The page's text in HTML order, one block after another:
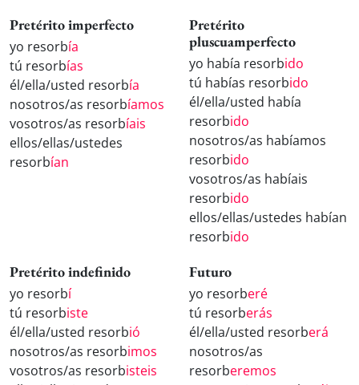
Pretérito imperfecto
yo resorbía
tú resorbías
él/ella/usted resorbía
nosotros/as resorbíamos
vosotros/as resorbíais
ellos/ellas/ustedes
resorbían
Pretérito
pluscuamperfecto
yo había resorbido
tú habías resorbido
él/ella/usted había
resorbido
nosotros/as habíamos
resorbido
vosotros/as habíais
resorbido
ellos/ellas/ustedes habían
resorbido
Pretérito indefinido
yo resorbí
tú resorbiste
él/ella/usted resorbió
nosotros/as resorbimos
vosotros/as resorbisteis
Futuro
yo resorberé
tú resorberás
él/ella/usted resorberá
nosotros/as
resorberemos